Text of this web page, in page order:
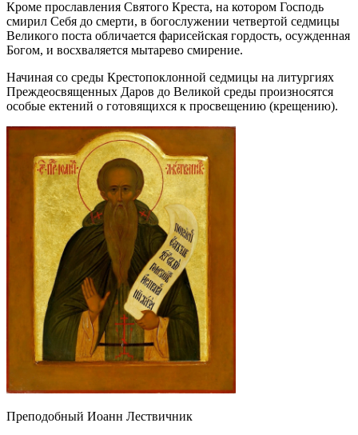
Кроме прославления Святого Креста, на котором Господь
смирил Себя до смерти, в богослужении четвертой седмицы
Великого поста обличается фарисейская гордость, осужденная
Богом, и восхваляется мытарево смирение.
Начиная со среды Крестопоклонной седмицы на литургиях
Преждеосвященных Даров до Великой среды произносятся
особые ектений о готовящихся к просвещению (крещению).
Преподобный Иоанн Лествичник